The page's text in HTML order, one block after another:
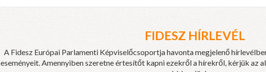
FIDESZ HÍRLEVÉL
A Fidesz Európai Parlamenti Képviselőcsoportja havonta megjelenő
eseményeit. Amennyiben szeretne értesítőt kapni ezekről a hírekről, kérjük